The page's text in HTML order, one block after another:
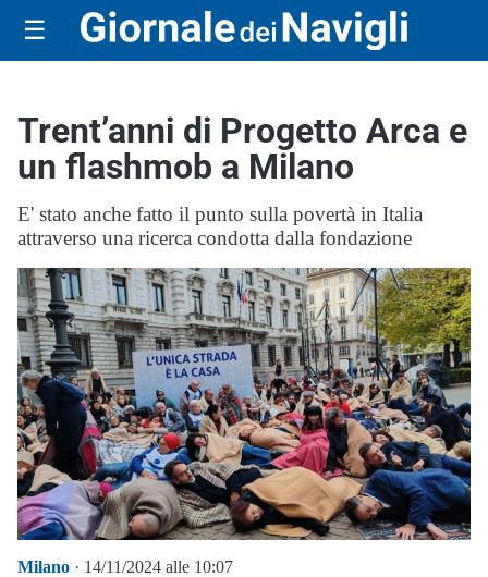
☰
Trent’anni di Progetto Arca e
un flashmob a Milano
E' stato anche fatto il punto sulla povertà in Italia
attraverso una ricerca condotta dalla fondazione
Milano · 14/11/2024 alle 10:07